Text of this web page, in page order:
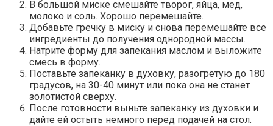
В большой миске смешайте творог, яйца, мед,
молоко и соль. Хорошо перемешайте.
Добавьте гречку в миску и снова перемешайте все
ингредиенты до получения однородной массы.
Натрите форму для запекания маслом и выложите
смесь в форму.
Поставьте запеканку в духовку, разогретую до 180
градусов, на 30-40 минут или пока она не станет
золотистой сверху.
После готовности выньте запеканку из духовки и
дайте ей остыть немного перед подачей на стол.